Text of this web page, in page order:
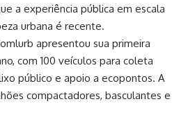
a experiência pública em escala
urbana é recente.
apresentou sua primeira
com 100 veículos para coleta
público e apoio a ecopontos. A
compactadores, basculantes e